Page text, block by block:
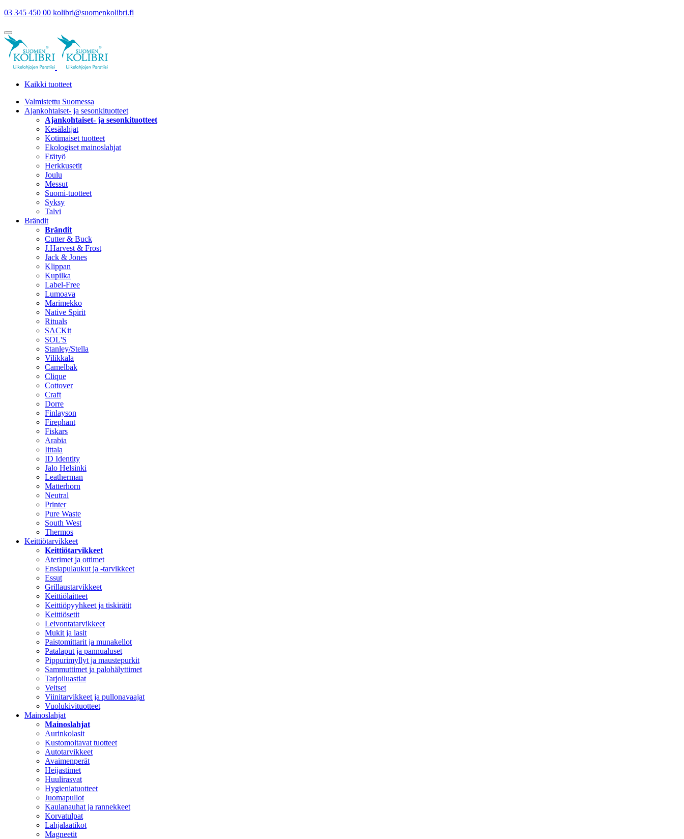
03 345 450 00 kolibri@suomenkolibri.fi
Kaikki tuotteet
Valmistettu Suomessa
Ajankohtaiset- ja sesonkituotteet
Ajankohtaiset- ja sesonkituotteet
Kesälahjat
Kotimaiset tuotteet
Ekologiset mainoslahjat
Etätyö
Herkkusetit
Joulu
Messut
Suomi-tuotteet
Syksy
Talvi
Brändit
Brändit
Cutter & Buck
J.Harvest & Frost
Jack & Jones
Klippan
Kupilka
Label-Free
Lumoava
Marimekko
Native Spirit
Rituals
SACKit
SOL'S
Stanley/Stella
Vilikkala
Camelbak
Clique
Cottover
Craft
Dorre
Finlayson
Firephant
Fiskars
Arabia
Iittala
ID Identity
Jalo Helsinki
Leatherman
Matterhorn
Neutral
Printer
Pure Waste
South West
Thermos
Keittiötarvikkeet
Keittiötarvikkeet
Aterimet ja ottimet
Ensiapulaukut ja -tarvikkeet
Essut
Grillaustarvikkeet
Keittiölaitteet
Keittiöpyyhkeet ja tiskirätit
Keittiösetit
Leivontatarvikkeet
Mukit ja lasit
Paistomittarit ja munakellot
Patalaput ja pannualuset
Pippurimyllyt ja maustepurkit
Sammuttimet ja palohälyttimet
Tarjoiluastiat
Veitset
Viinitarvikkeet ja pullonavaajat
Vuolukivituotteet
Mainoslahjat
Mainoslahjat
Aurinkolasit
Kustomoitavat tuotteet
Autotarvikkeet
Avaimenperät
Heijastimet
Huulirasvat
Hygieniatuotteet
Juomapullot
Kaulanauhat ja rannekkeet
Korvatulpat
Lahjalaatikot
Magneetit